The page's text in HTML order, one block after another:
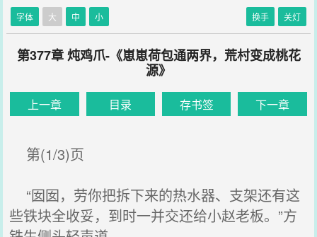
字体 大 中 小 换手 关灯
第377章 炖鸡爪-《崽崽荷包通两界，荒村变成桃花
源》
上一章 目录 存书签 下一章
第(1/3)页
“囡囡，劳你把拆下来的热水器、支架还有这
些铁块全收妥，到时一并交还给小赵老板。”方